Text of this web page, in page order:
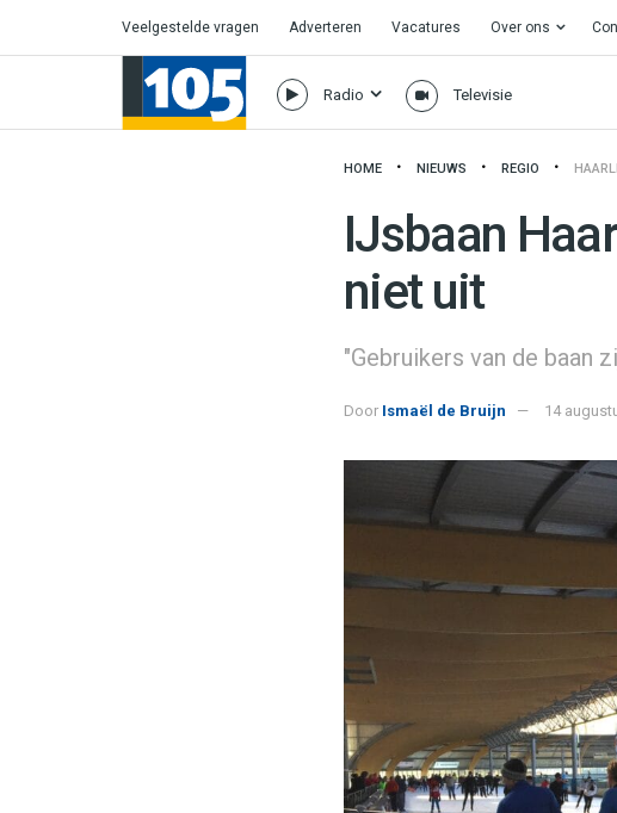
Veelgestelde vragen Adverteren Vacatures Over ons
Radio Televisie
HOME NIEUWS REGIO
IJsbaan
niet uit
"Gebruikers van de baan
Door Ismaël de Bruijn 14